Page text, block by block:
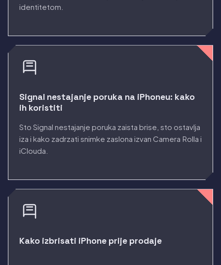
identitetom.
Signal nestajanje poruka na iPhoneu: kako
ih koristiti
Sto Signal nestajanje poruka zaista brise, sto ostavlja
iza i kako zadrzati snimke zaslona izvan Camera Rolla i
iClouda.
Kako izbrisati iPhone prije prodaje